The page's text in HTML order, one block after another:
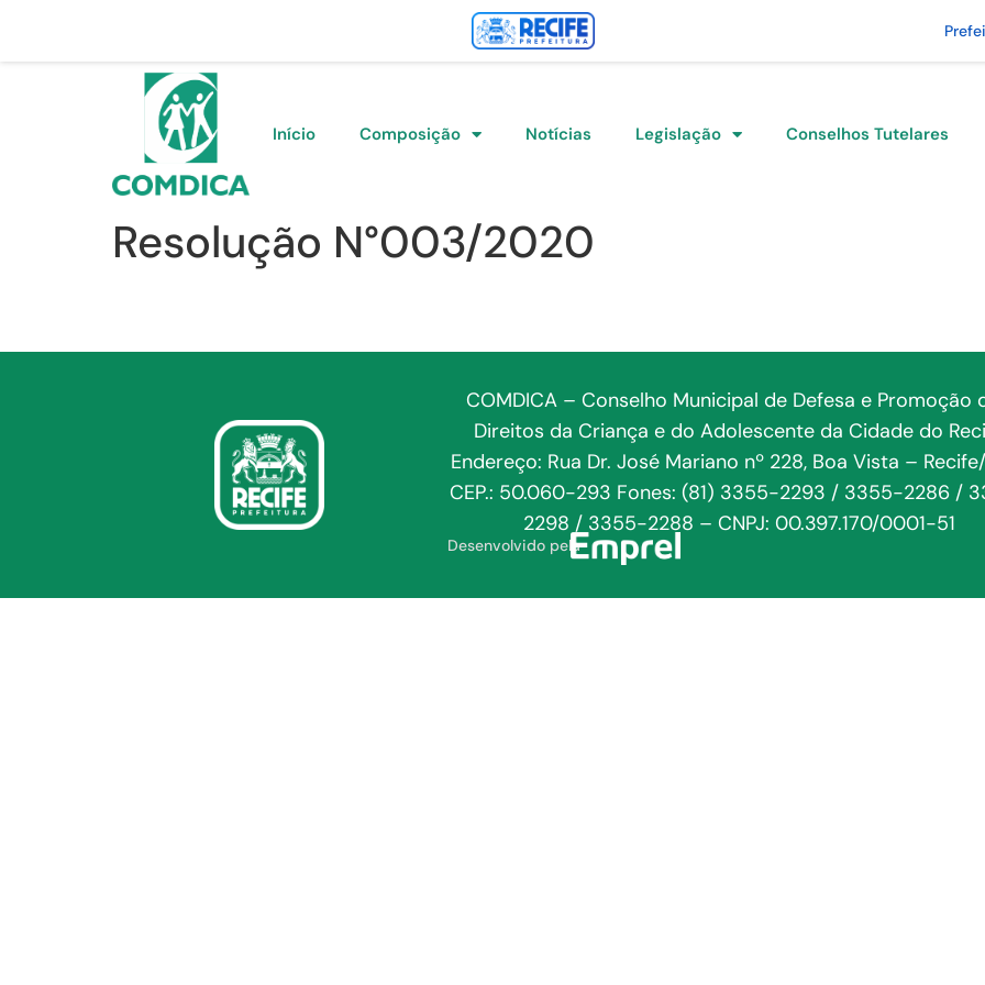
Início Composição Notícias Legislação Conselhos Tutelares
Resolução N°003/2020
COMDICA – Conselho Municipal de Defesa e Promoção
Direitos da Criança e do Adolescente da Cidade do
Endereço: Rua Dr. José Mariano nº 228, Boa Vista –
CEP.: 50.060-293 Fones: (81) 3355-2293 / 3355-2286 /
2298 / 3355-2288 – CNPJ: 00.397.170/0001-51
Desenvolvido pela